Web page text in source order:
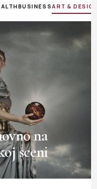
BUSINESS ART &
na
sceni